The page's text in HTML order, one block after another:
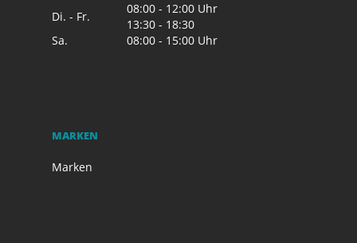
Di. - Fr.
08:00 - 12:00 Uhr
13:30 - 18:30
Sa.
08:00 - 15:00 Uhr
MARKEN
Marken